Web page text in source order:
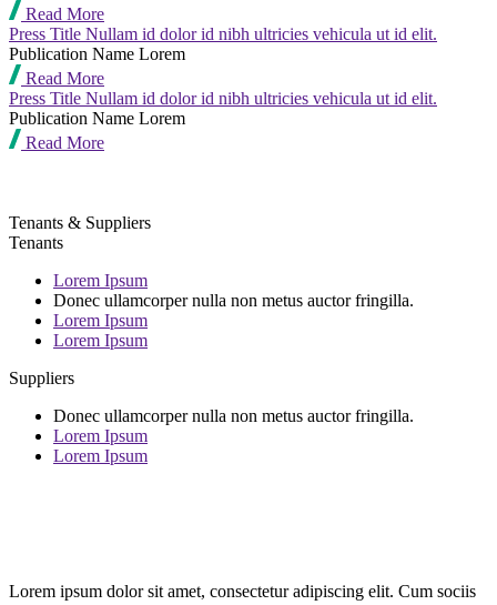
Read More
Press Title Nullam id dolor id nibh ultricies vehicula ut id elit.
Publication Name Lorem
Read More
Press Title Nullam id dolor id nibh ultricies vehicula ut id elit.
Publication Name Lorem
Read More
Tenants & Suppliers
Tenants
Lorem Ipsum
Donec ullamcorper nulla non metus auctor fringilla.
Lorem Ipsum
Lorem Ipsum
Suppliers
Donec ullamcorper nulla non metus auctor fringilla.
Lorem Ipsum
Lorem Ipsum
Lorem ipsum dolor sit amet, consectetur adipiscing elit. Cum sociis